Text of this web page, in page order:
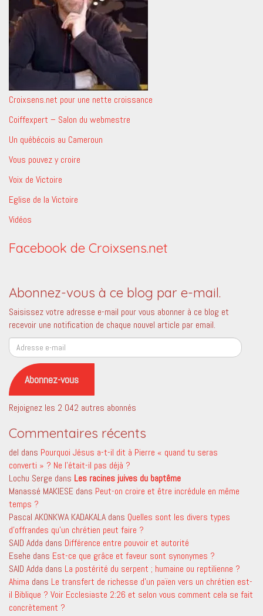
Croixsens.net pour une nette croissance
Coiffexpert – Salon du webmestre
Un québécois au Cameroun
Vous pouvez y croire
Voix de Victoire
Eglise de la Victoire
Vidéos
Facebook de Croixsens.net
Abonnez-vous à ce blog par e-mail.
Saisissez votre adresse e-mail pour vous abonner à ce blog et
recevoir une notification de chaque nouvel article par email.
Adresse
e-
mail
Abonnez-vous
Rejoignez les 2 042 autres abonnés
Commentaires récents
del dans Pourquoi Jésus a-t-il dit à Pierre « quand tu seras
converti » ? Ne l’était-il pas déjà ?
Lochu Serge dans Les racines juives du baptême
Manassé MAKIESE dans Peut-on croire et être incrédule en même
temps ?
Pascal AKONKWA KADAKALA dans Quelles sont les divers types
d’offrandes qu’un chrétien peut faire ?
SAID Adda dans Différence entre pouvoir et autorité
Esehe dans Est-ce que grâce et faveur sont synonymes ?
SAID Adda dans La postérité du serpent ; humaine ou reptilienne ?
Ahima dans Le transfert de richesse d’un païen vers un chrétien est-
il Biblique ? Voir Ecclesiaste 2:26 et selon vous comment cela se fait
concrètement ?